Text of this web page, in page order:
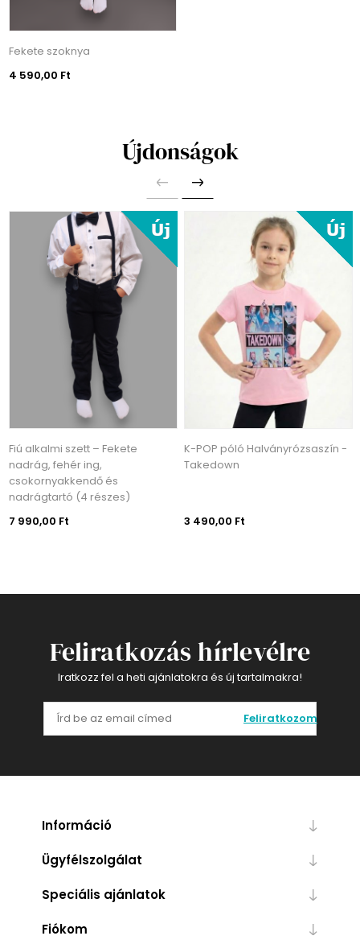
Fekete szoknya
4 590,00 Ft
Újdonságok
Fiú alkalmi szett – Fekete
nadrág, fehér ing,
csokornyakkendő és
nadrágtartó (4 részes)
7 990,00 Ft
K-POP póló Halványrózsaszín -
Takedown
3 490,00 Ft
Feliratkozás hírlevélre
Iratkozz fel a heti ajánlatokra és új tartalmakra!
Feliratkozom
Információ
Ügyfélszolgálat
Speciális ajánlatok
Fiókom